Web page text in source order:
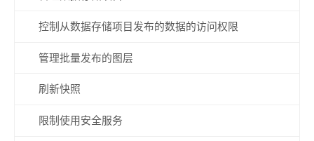
控制从数据存储项目发布的数据的访问权限
管理批量发布的图层
刷新快照
限制使用安全服务